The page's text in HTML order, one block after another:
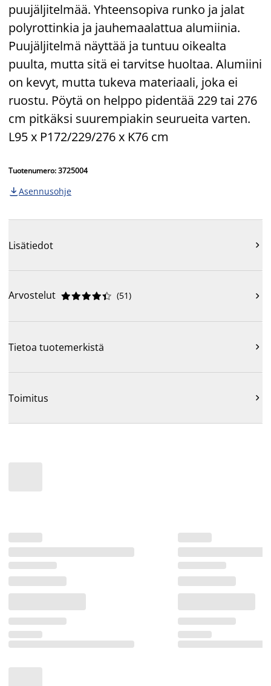
puujäljitelmää. Yhteensopiva runko ja jalat
polyrottinkia ja jauhemaalattua alumiinia.
Puujäljitelmä näyttää ja tuntuu oikealta
puulta, mutta sitä ei tarvitse huoltaa. Alumiini
on kevyt, mutta tukeva materiaali, joka ei
ruostu. Pöytä on helppo pidentää 229 tai 276
cm pitkäksi suurempiakin seurueita varten.
L95 x P172/229/276 x K76 cm
Tuotenumero: 3725004
 Asennusohje
Lisätiedot 
Arvostelut 




 (51) 
Tietoa tuotemerkistä 
Toimitus 